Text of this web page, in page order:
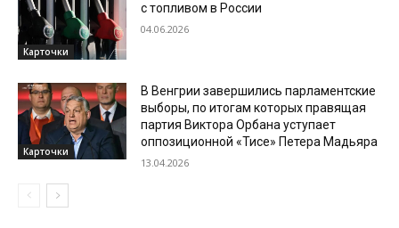
Карточки
с топливом в России
04.06.2026
Карточки
В Венгрии завершились парламентские
выборы, по итогам которых правящая
партия Виктора Орбана уступает
оппозиционной «Тисе» Петера Мадьяра
13.04.2026